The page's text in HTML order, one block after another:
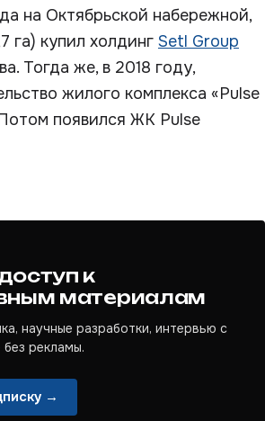
на Октябрьской набережной,
га) купил холдинг Setl Group
Тогда же, в 2018 году,
жилого комплекса «Pulse
появился ЖК Pulse
к
материалам
научные разработки, интервью с
рекламы.
→